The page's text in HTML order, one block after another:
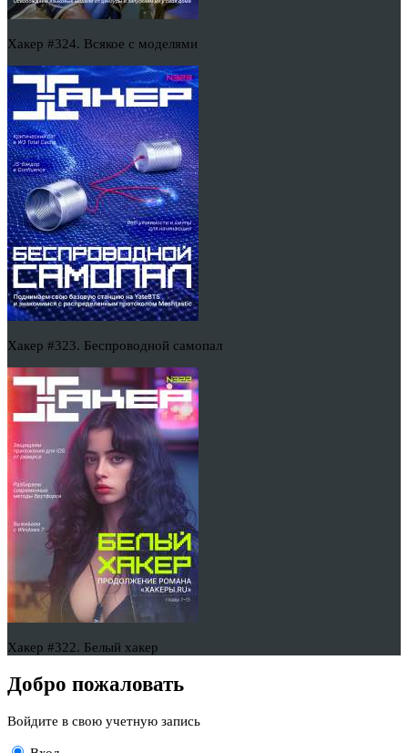
Хакер #324. Всякое с моделями
Хакер #323. Беспроводной самопал
Хакер #322. Белый хакер
Добро пожаловать
Войдите в свою учетную запись